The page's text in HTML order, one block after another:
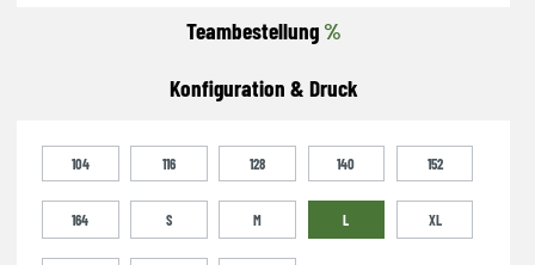
Teambestellung %
Konfiguration & Druck
104 116 128 140 152
164 S M L XL